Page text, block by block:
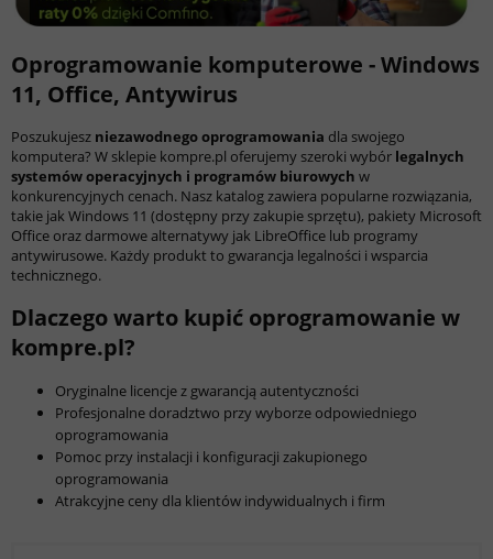
Oprogramowanie komputerowe - Windows
11, Office, Antywirus
Poszukujesz niezawodnego oprogramowania dla swojego
komputera? W sklepie kompre.pl oferujemy szeroki wybór legalnych
systemów operacyjnych i programów biurowych w
konkurencyjnych cenach. Nasz katalog zawiera popularne rozwiązania,
takie jak Windows 11 (dostępny przy zakupie sprzętu), pakiety Microsoft
Office oraz darmowe alternatywy jak LibreOffice lub programy
antywirusowe. Każdy produkt to gwarancja legalności i wsparcia
technicznego.
Dlaczego warto kupić oprogramowanie w
kompre.pl?
Oryginalne licencje z gwarancją autentyczności
Profesjonalne doradztwo przy wyborze odpowiedniego
oprogramowania
Pomoc przy instalacji i konfiguracji zakupionego
oprogramowania
Atrakcyjne ceny dla klientów indywidualnych i firm